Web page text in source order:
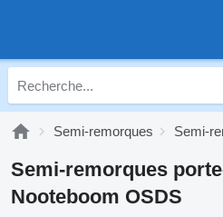
Semi-remorques Semi-
Semi-remorques
Nooteboom OSDS